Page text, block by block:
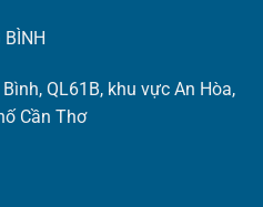
BÌNH
QL61B, khu vực An Hòa,
Cần Thơ